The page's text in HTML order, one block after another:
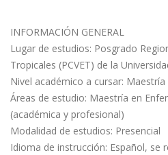
INFORMACIÓN GENERAL
Lugar de estudios: Posgrado
Tropicales (PCVET) de la
Nivel académico a cursar: Maestría
Áreas de estudio: Maestría en
(académica y profesional)
Modalidad de estudios: Presencial
Idioma de instrucción: Español, se